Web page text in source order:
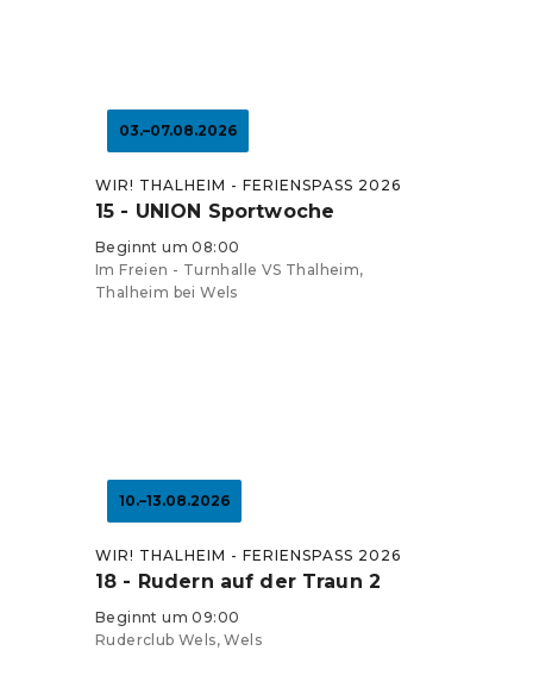
03.–07.08.2026
WIR! THALHEIM - FERIENSPASS 2026
15 - UNION Sportwoche
Beginnt um 08:00
Im Freien - Turnhalle VS Thalheim,
Thalheim bei Wels
10.–13.08.2026
WIR! THALHEIM - FERIENSPASS 2026
18 - Rudern auf der Traun 2
Beginnt um 09:00
Ruderclub Wels, Wels